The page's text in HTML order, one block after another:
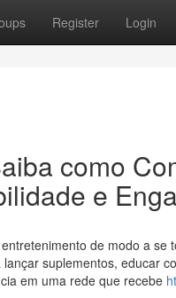
Register Login
como
e
de modo a
suplementos, educar
em uma rede que recebe